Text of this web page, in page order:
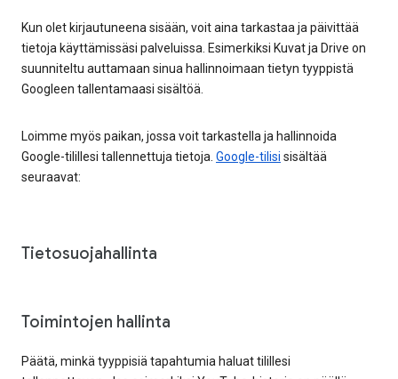
Kun olet kirjautuneena sisään, voit aina tarkastaa ja päivittää
tietoja käyttämissäsi palveluissa. Esimerkiksi Kuvat ja Drive on
suunniteltu auttamaan sinua hallinnoimaan tietyn tyyppistä
Googleen tallentamaasi sisältöä.
Loimme myös paikan, jossa voit tarkastella ja hallinnoida
Google-tilillesi tallennettuja tietoja. Google-tilisi sisältää
seuraavat:
Tietosuojahallinta
Toimintojen hallinta
Päätä, minkä tyyppisiä tapahtumia haluat tilillesi